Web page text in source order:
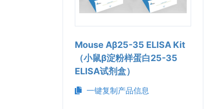
Mouse Aβ25-35 ELISA Kit
（小鼠β淀粉样蛋白25-35
ELISA试剂盒）
一键复制产品信息